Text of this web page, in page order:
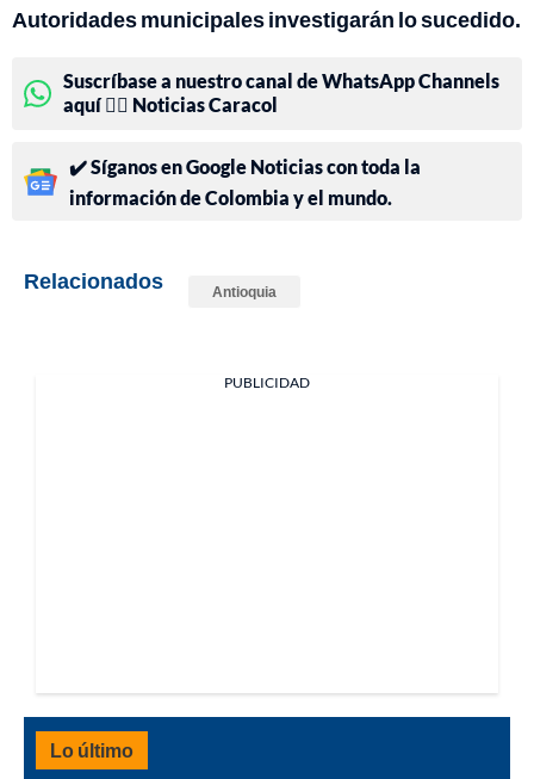
Autoridades municipales investigarán lo sucedido.
Suscríbase a nuestro canal de WhatsApp Channels
aquí 👉🏻 Noticias Caracol
✔️ Síganos en Google Noticias con toda la
información de Colombia y el mundo.
Relacionados Antioquia
PUBLICIDAD
Lo último